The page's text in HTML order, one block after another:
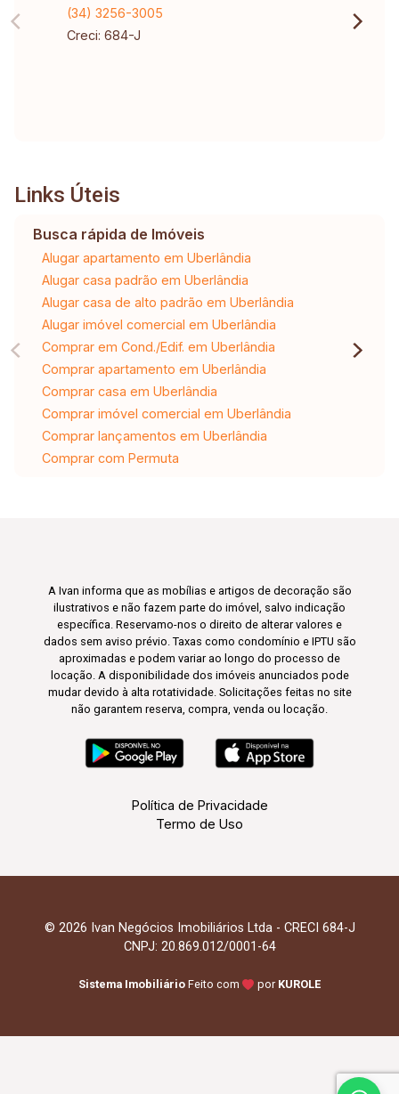
(34) 3256-3005
Creci: 684-J
Links Úteis
Busca rápida de Imóveis
Alugar apartamento em Uberlândia
Alugar casa padrão em Uberlândia
Alugar casa de alto padrão em Uberlândia
Alugar imóvel comercial em Uberlândia
Comprar em Cond./Edif. em Uberlândia
Comprar apartamento em Uberlândia
Comprar casa em Uberlândia
Comprar imóvel comercial em Uberlândia
Comprar lançamentos em Uberlândia
Comprar com Permuta
A Ivan informa que as mobílias e artigos de decoração são
ilustrativos e não fazem parte do imóvel, salvo indicação
específica. Reservamo-nos o direito de alterar valores e
dados sem aviso prévio. Taxas como condomínio e IPTU são
aproximadas e podem variar ao longo do processo de
locação. A disponibilidade dos imóveis anunciados pode
mudar devido à alta rotatividade. Solicitações feitas no site
não garantem reserva, compra, venda ou locação.
Política de Privacidade
Termo de Uso
© 2026 Ivan Negócios Imobiliários Ltda - CRECI 684-J
CNPJ: 20.869.012/0001-64
Sistema Imobiliário Feito com por KUROLE